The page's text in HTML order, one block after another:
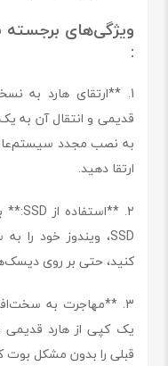
:
1. **ارتقای هارد به
قدیمی و انتقال آن به یک
به نصب مجدد
ارتقا دهید.
کنید، حتی بر روی
3. **مهاجرت به
یک کپی از هارد
قبلی را بدون مشکل بوت